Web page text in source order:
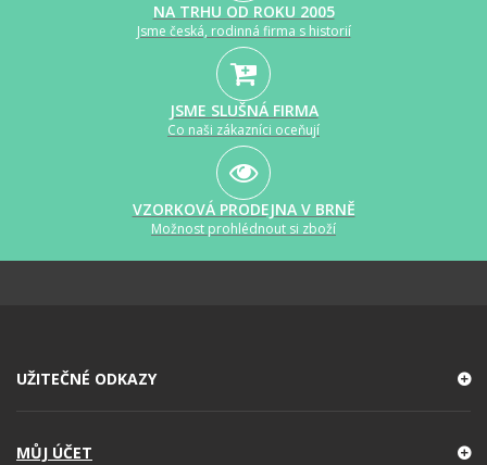
NA TRHU OD ROKU 2005
Jsme česká, rodinná firma s historií
JSME SLUŠNÁ FIRMA
Co naši zákazníci oceňují
VZORKOVÁ PRODEJNA V BRNĚ
Možnost prohlédnout si zboží
UŽITEČNÉ ODKAZY
MŮJ ÚČET